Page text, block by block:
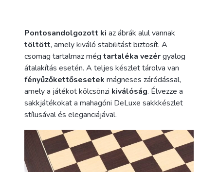
Pontosandolgozott ki az ábrák alul vannak
töltött, amely kiváló stabilitást biztosít. A
csomag tartalmaz még tartaléka vezérgyalog
átalakítás esetén. A teljes készlet tárolva van
fényűzőkettősesetek mágneses záródással,
amely a játékot kölcsönzi kiválóság. Élvezze a
sakkjátékokat a mahagóni DeLuxe sakkkészlet
stílusával és eleganciájával.